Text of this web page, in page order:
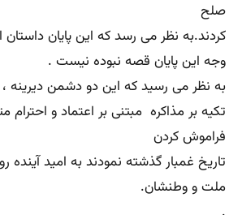
صلح
کردند.به نظر می رسد که این پایان
وجه این پایان قصه نبوده نیست .
به نظر می رسید که این دو دشمن دیرینه ،
تکیه بر مذاکره مبتنی بر اعتماد و احترام
فراموش کردن
تاریخ غمبار گذشته نمودند به امید آینده
ملت و وطنشان.